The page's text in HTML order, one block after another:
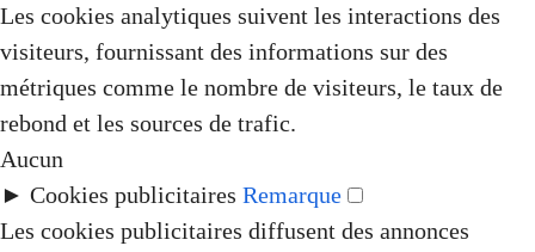
Les cookies analytiques suivent les interactions des
visiteurs, fournissant des informations sur des
métriques comme le nombre de visiteurs, le taux de
rebond et les sources de trafic.
Aucun
► Cookies publicitaires Remarque
Les cookies publicitaires diffusent des annonces